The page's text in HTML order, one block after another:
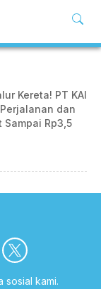
Kereta! PT KAI
dan
Rp3,5
sosial kami.